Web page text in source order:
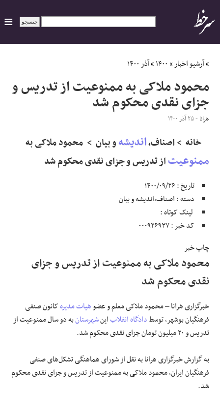
ایران
سیاسی
اقتصاد
ورزشی
جهان
اجتماعی
حوادث
علوم و فن آوری
فرهنگی و هنری
»آرشیو اخبار»۱۴۰۰»آذر ۱۴۰۰
محمود ملاکی به ممنوعیت از تدریس و
جزای نقدی محکوم شد
هرانا - ۲۵ آذر ۱۴۰۰
خانه > اصناف,اندیشهو بیان > محمود ملاکی به
ممنوعیتاز تدریس و جزای نقدی محکوم شد
تاریخ : ۱۴۰۰/۰۹/۲۶
دسته : اصناف,اندیشه و بیان
لینک کوتاه :
کد خبر : ۰۰۰۹۲۶۹۳۷
چاپ خبر
محمود ملاکی به ممنوعیت از تدریس و جزای
نقدی محکوم شد
خبرگزاری هرانا – محمود ملاکی معلم و عضوهیات مدیرهکانون صنفی
فرهنگیان بوشهر، توسطدادگاه انقلاباینشهرستانبه دو سال ممنوعیت از
تدریس و ۲۰ میلیون تومان جزای نقدی محکوم شد.
به گزارش خبرگزاری هرانا به نقل از شورای هماهنگی تشکل‌های صنفی
فرهنگیان ایران، محمود ملاکی به ممنوعیت از تدریس و جزای نقدی محکوم
شد.